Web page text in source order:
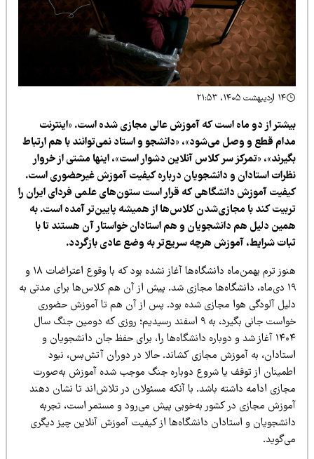
از دو ماه است که آموزش عالی مجازی شده است. «اینترنت
قطع و وصل می‌شود»، «دانشجو و استاد نمی‌توانند با هم ارتباط
«تمرکز سر کلاس آنلاین دشوار است»، اینها مشتی از خروار
استادان و دانشجویان درباره کیفیت آموزش غیرحضوری است.
آموزش دانشگاهی که قرار است ستون‌های علمی فردای ایران را
کند با مجازی‌شدن کلاس‌ها از همیشه پایین‌تر آمده است. به
دلیل هم دانشجویان و هم استادان خواستار آن هستند تا با
شرایط، آموزش هرچه سریع‌تر به وضع عادی بازگردد.
هنوز ترم بهمن‌ماه دانشگاه‌ها آغاز نشده بود که با وقوع اعتراضات ۱۸ و
۱۹ دی‌ماه، دانشگاه‌ها مجازی شد. پیش از آن هم کلاس‌ها برای مدتی به
آلودگی هوا مجازی شده بود. پس از آن هم تا آموزش حضوری
خواست جانی بگیرد، به ۹ اسفند رسیدیم؛ روزی که دومین جنگ سال
۱۴۰۴ آغاز شد و دوباره دانشگاه‌ها را، برای حفظ جان دانشجویان و
به آموزش مجازی کشاند. حالا در دوران آتش‌بس، نبود
از توقف یا شروع دوباره جنگ موجب شده آموزش به‌صورت
ادامه داشته باشد. با آنکه مسئولان در تلاش‌اند تا نشان دهند
مجازی در کشور به‌خوبی پیش می‌رود و مستمر است، تجربه
و استادان دانشگاه‌ها از کیفیت آموزش آنلاین چیز دیگری